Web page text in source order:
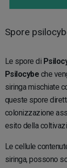
Spore
Le spore di
Psilocybe che
siringa mischiate
queste spore
colonizzazione
esito della
Le cellule
siringa, possono